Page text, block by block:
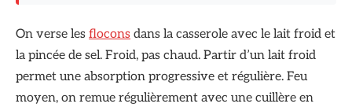
On verse les flocons dans la casserole avec le lait froid et
la pincée de sel. Froid, pas chaud. Partir d’un lait froid
permet une absorption progressive et régulière. Feu
moyen, on remue régulièrement avec une cuillère en